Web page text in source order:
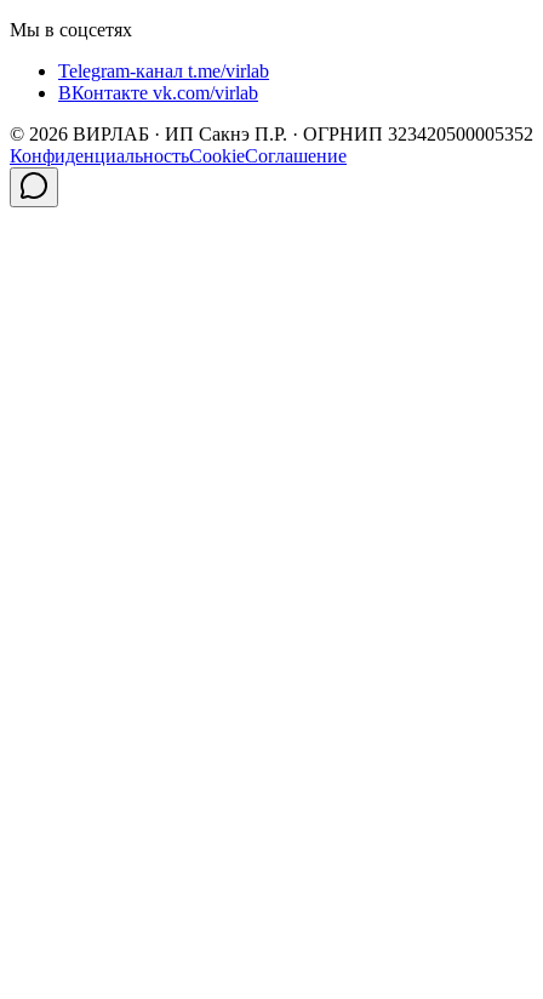
Мы в соцсетях
Telegram-канал t.me/virlab
ВКонтакте vk.com/virlab
© 2026 ВИРЛАБ · ИП Сакнэ П.Р. · ОГРНИП 323420500005352
КонфиденциальностьCookieСоглашение